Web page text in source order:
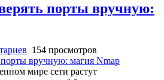
порты вручную:
154 просмотров
мире сети растут